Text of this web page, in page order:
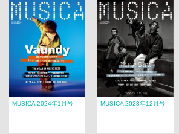
MUSICA 2024年1月号 MUSICA 2023年12月号